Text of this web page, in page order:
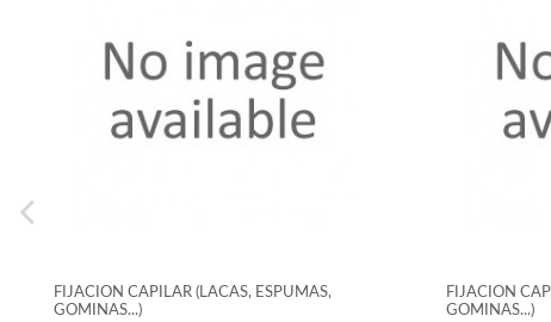
ESPUMAS,
FIJACION CAPILAR (LACAS, ESPUMAS,